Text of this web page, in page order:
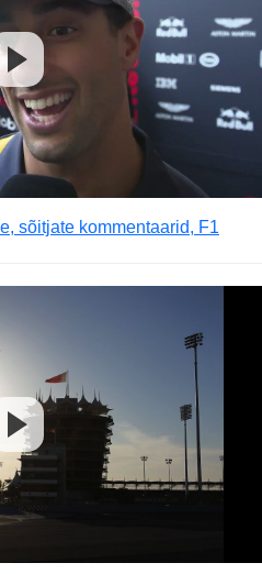
sõitjate kommentaarid, F1